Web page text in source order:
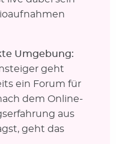
Umgebung:
geht
ein Forum für
dem Online-
aus
geht das